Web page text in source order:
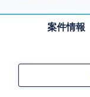
案件情報